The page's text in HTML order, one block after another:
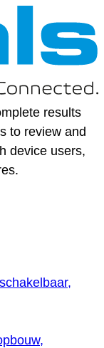
results
to review and
device users,